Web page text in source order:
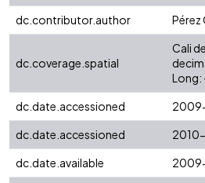
dc.contributor.author
Pérez
dc.coverage.spatial
Cali
Long:
dc.date.accessioned
dc.date.accessioned
dc.date.available